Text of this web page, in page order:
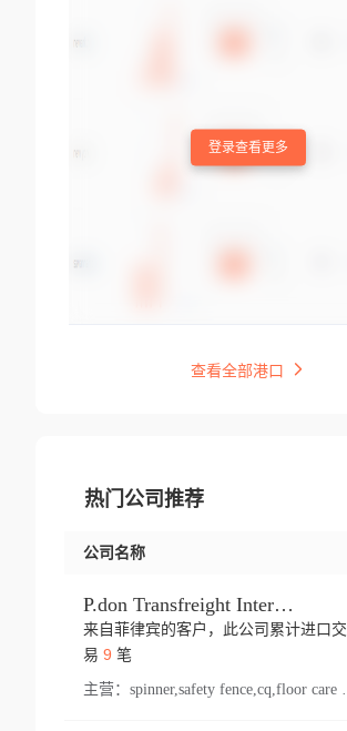
登录查看更多
查看全部港口
热门公司推荐
公司名称
P.don Transfreight International
来自菲律宾的客户，此公司累计进口交
易 9 笔
主营：